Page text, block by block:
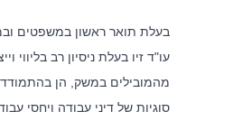
בעלת תואר ראשון במשפטים
עו"ד זיו בעלת ניסיון רב בליווי
מהמובילים במשק, הן
סוגיות של דיני עבודה ויחסי